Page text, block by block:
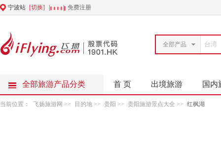
宁波站 [切换] | 免费注册
全部产品
全部旅游产品分类 首 页 出境旅游 国内
当前位置： 飞扬旅游网 >> 目的地 >> 贵阳 >> 贵阳旅游景点大全 >> 红枫湖